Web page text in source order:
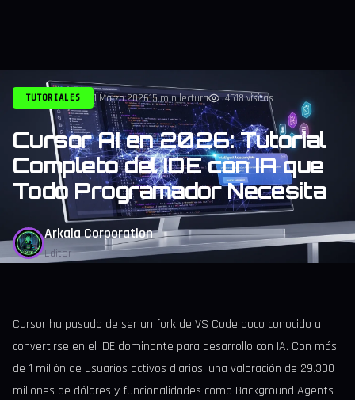
TUTORIALES 1 Marzo 202615 min lectura 4518 visitas
Cursor AI en 2026: Tutorial
Completo del IDE con IA que
Todo Programador Necesita
Arkaia Corporation
Editor
Cursor ha pasado de ser un fork de VS Code poco conocido a
convertirse en el IDE dominante para desarrollo con IA. Con más
de 1 millón de usuarios activos diarios, una valoración de 29.300
millones de dólares y funcionalidades como Background Agents